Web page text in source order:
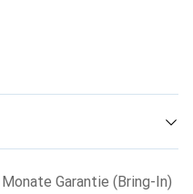
Garantie (Bring-In)